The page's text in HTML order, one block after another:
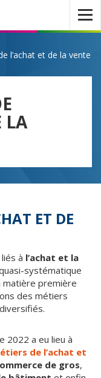
Ouvrir
le
menu
l’achat et de la vente
LA
ET DE
à l’achat et la
systématique
matière première
des métiers
2022 a eu lieu à
de l’achat et
de gros,